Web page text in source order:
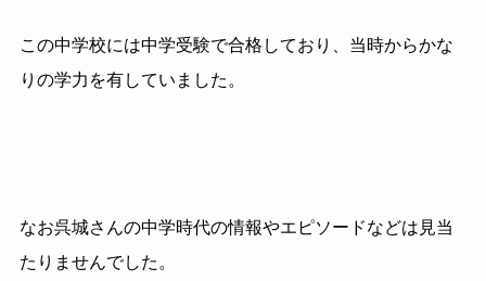
この中学校には中学受験で合格しており、当時からかな
りの学力を有していました。
なお呉城さんの中学時代の情報やエピソードなどは見当
たりませんでした。